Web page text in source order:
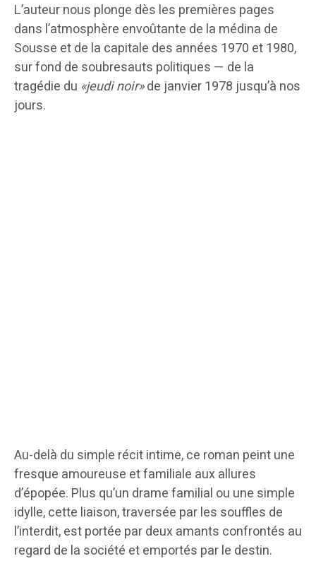
L’auteur nous plonge dès les premières pages
dans l’atmosphère envoûtante de la médina de
Sousse et de la capitale des années 1970 et 1980,
sur fond de soubresauts politiques — de la
tragédie du «jeudi noir»de janvier 1978 jusqu’à nos
jours.
Au-delà du simple récit intime, ce roman peint une
fresque amoureuse et familiale aux allures
d’épopée. Plus qu’un drame familial ou une simple
idylle, cette liaison, traversée par les souffles de
l’interdit, est portée par deux amants confrontés au
regard de la société et emportés par le destin.